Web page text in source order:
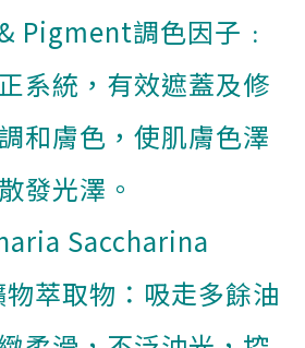
Pigment調色因子﹕
系統，有效遮蓋及修
和膚色，使肌膚色澤
發光澤。
Saccharina
萃取物：吸走多餘油